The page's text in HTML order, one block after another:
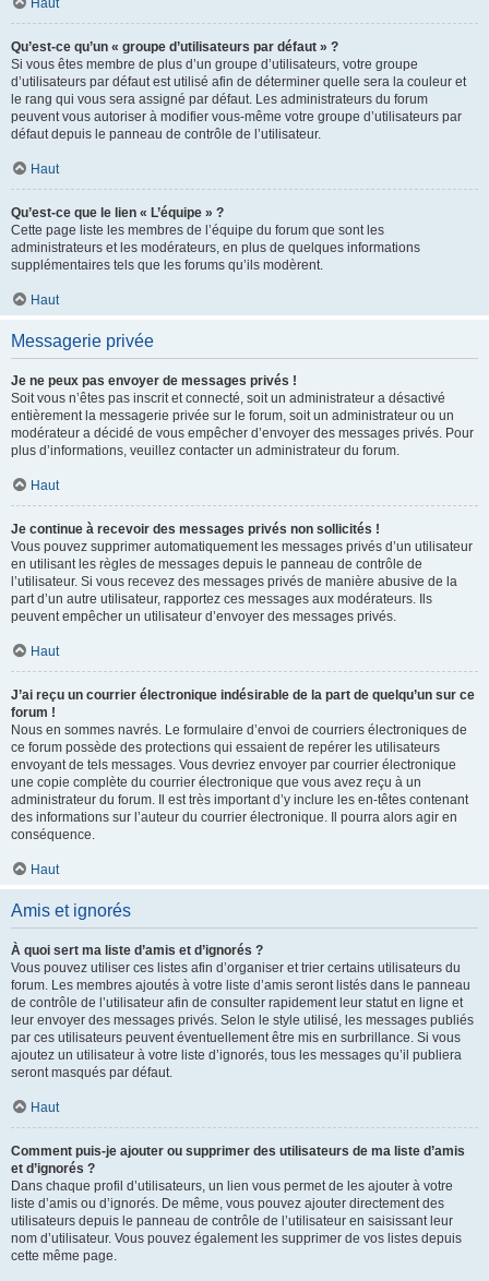
Haut
Qu’est-ce qu’un « groupe d’utilisateurs par défaut » ?
Si vous êtes membre de plus d’un groupe d’utilisateurs, votre groupe
d’utilisateurs par défaut est utilisé afin de déterminer quelle sera la couleur et
le rang qui vous sera assigné par défaut. Les administrateurs du forum
peuvent vous autoriser à modifier vous-même votre groupe d’utilisateurs par
défaut depuis le panneau de contrôle de l’utilisateur.
Haut
Qu’est-ce que le lien « L’équipe » ?
Cette page liste les membres de l’équipe du forum que sont les
administrateurs et les modérateurs, en plus de quelques informations
supplémentaires tels que les forums qu’ils modèrent.
Haut
Messagerie privée
Je ne peux pas envoyer de messages privés !
Soit vous n’êtes pas inscrit et connecté, soit un administrateur a désactivé
entièrement la messagerie privée sur le forum, soit un administrateur ou un
modérateur a décidé de vous empêcher d’envoyer des messages privés. Pour
plus d’informations, veuillez contacter un administrateur du forum.
Haut
Je continue à recevoir des messages privés non sollicités !
Vous pouvez supprimer automatiquement les messages privés d’un utilisateur
en utilisant les règles de messages depuis le panneau de contrôle de
l’utilisateur. Si vous recevez des messages privés de manière abusive de la
part d’un autre utilisateur, rapportez ces messages aux modérateurs. Ils
peuvent empêcher un utilisateur d’envoyer des messages privés.
Haut
J’ai reçu un courrier électronique indésirable de la part de quelqu’un sur ce
forum !
Nous en sommes navrés. Le formulaire d’envoi de courriers électroniques de
ce forum possède des protections qui essaient de repérer les utilisateurs
envoyant de tels messages. Vous devriez envoyer par courrier électronique
une copie complète du courrier électronique que vous avez reçu à un
administrateur du forum. Il est très important d’y inclure les en-têtes contenant
des informations sur l’auteur du courrier électronique. Il pourra alors agir en
conséquence.
Haut
Amis et ignorés
À quoi sert ma liste d’amis et d’ignorés ?
Vous pouvez utiliser ces listes afin d’organiser et trier certains utilisateurs du
forum. Les membres ajoutés à votre liste d’amis seront listés dans le panneau
de contrôle de l’utilisateur afin de consulter rapidement leur statut en ligne et
leur envoyer des messages privés. Selon le style utilisé, les messages publiés
par ces utilisateurs peuvent éventuellement être mis en surbrillance. Si vous
ajoutez un utilisateur à votre liste d’ignorés, tous les messages qu’il publiera
seront masqués par défaut.
Haut
Comment puis-je ajouter ou supprimer des utilisateurs de ma liste d’amis
et d’ignorés ?
Dans chaque profil d’utilisateurs, un lien vous permet de les ajouter à votre
liste d’amis ou d’ignorés. De même, vous pouvez ajouter directement des
utilisateurs depuis le panneau de contrôle de l’utilisateur en saisissant leur
nom d’utilisateur. Vous pouvez également les supprimer de vos listes depuis
cette même page.